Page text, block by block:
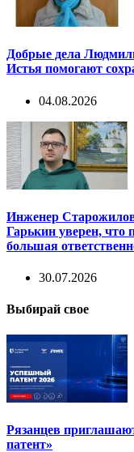
Добрые дела
Истья помогают
04.08.2026
Инженер
Гарькин уверен, что
большая
30.07.2026
Выбирай свое
Рязанцев
патент»